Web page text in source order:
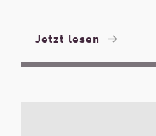
Jetzt lesen